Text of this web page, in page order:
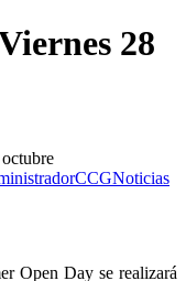
28
Noticias
Open Day se realizará